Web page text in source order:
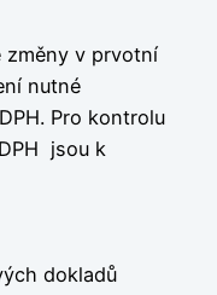
změny v prvotní
nutné
Pro kontrolu
jsou k
dokladů